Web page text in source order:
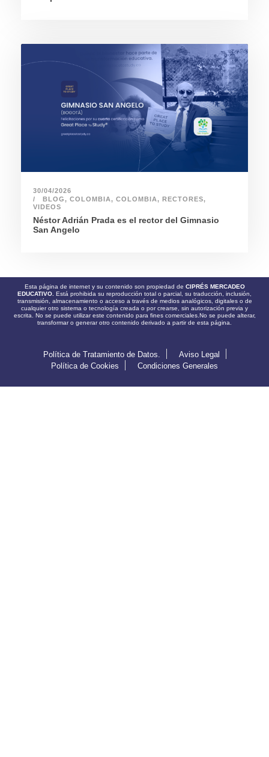
30/04/2026
BLOG, COLOMBIA, COLOMBIA, RECTORES,
VIDEOS
Néstor Adrián Prada es el rector del Gimnasio
San Angelo
Esta página de internet y su contenido son propiedad de CIPRÉS MERCADEO
EDUCATIVO. Está prohibida su reproducción total o parcial, su traducción, inclusión,
transmisión, almacenamiento o acceso a través de medios analógicos, digitales o de
cualquier otro sistema o tecnología creada o por crearse, sin autorización previa y
escrita. No se puede utilizar este contenido para fines comerciales.No se puede alterar,
transformar o generar otro contenido derivado a partir de esta página.
Política de Tratamiento de Datos.
Aviso Legal
Política de Cookies
Condiciones Generales